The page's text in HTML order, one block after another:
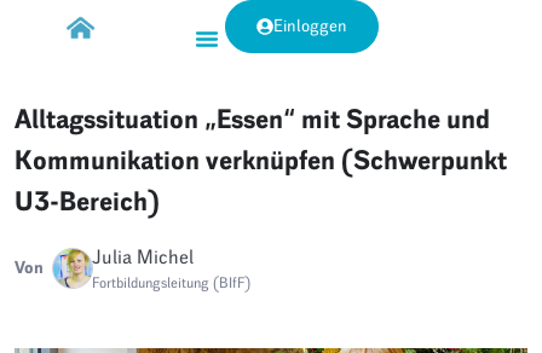
Einloggen
Alltagssituation „Essen“ mit Sprache und
Kommunikation verknüpfen (Schwerpunkt
U3-Bereich)
Von Julia Michel
Fortbildungsleitung (BIfF)